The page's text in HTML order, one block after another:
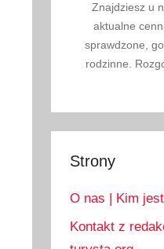
Znajdziesz u
aktualne
sprawdzone,
rodzinne.
Strony
O nas | Kim
Kontakt z